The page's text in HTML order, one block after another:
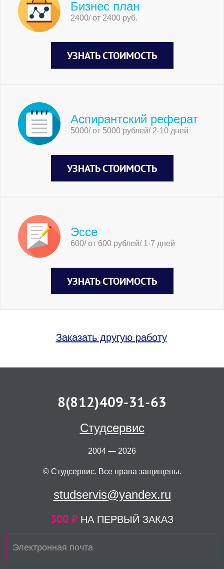
Бизнес план
2400/ от 2400 руб.
УЗНАТЬ СТОИМОСТЬ
Аспирантский реферат
5000/ от 5000 рублей/ 2-10 дней
УЗНАТЬ СТОИМОСТЬ
Эссе
600/ от 600 рублей/ 1-7 дней
УЗНАТЬ СТОИМОСТЬ
Заказать другую работу
8(812)409-31-63
Студсервис
2004 — 2026
© Студсервис. Все права защищены.
studservis@yandex.ru
300 ₽ НА ПЕРВЫЙ ЗАКАЗ